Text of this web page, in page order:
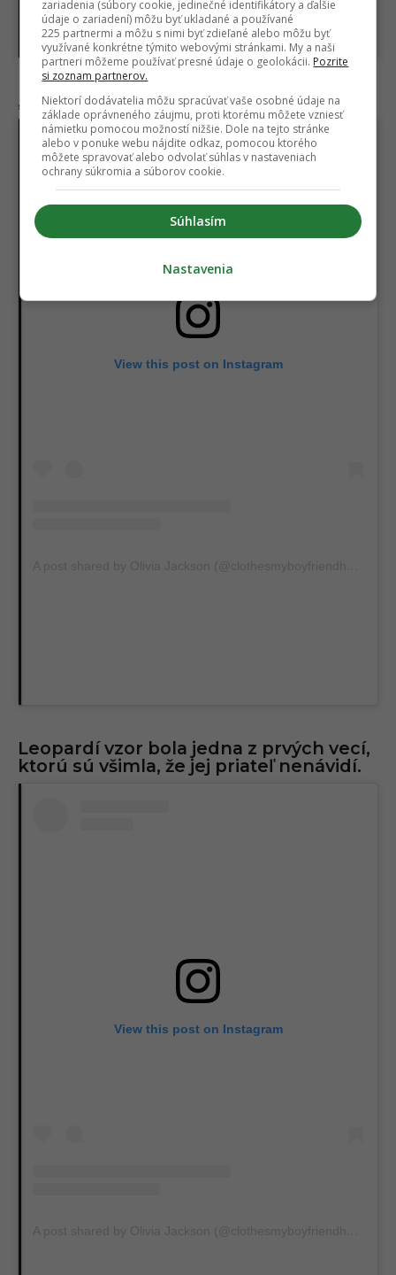
„Čo do riti to máš na hlave?!“
View this post on Instagram
Leopardí vzor bola jedna z prvých vecí,
ktorú sú všimla, že jej priateľ nenávidí.
View this post on Instagram
zariadenia (súbory cookie, jedinečné identifikátory a ďalšie
údaje o zariadení) môžu byť ukladané a používané
225 partnermi a môžu s nimi byť zdieľané alebo môžu byť
využívané konkrétne týmito webovými stránkami. My a naši
partneri môžeme používať presné údaje o geolokácii. Pozrite
si zoznam partnerov.
Niektorí dodávatelia môžu spracúvať vaše osobné údaje na
základe oprávneného záujmu, proti ktorému môžete vzniesť
námietku pomocou možností nižšie. Dole na tejto stránke
alebo v ponuke webu nájdite odkaz, pomocou ktorého
môžete spravovať alebo odvolať súhlas v nastaveniach
ochrany súkromia a súborov cookie.
Súhlasím
Nastavenia